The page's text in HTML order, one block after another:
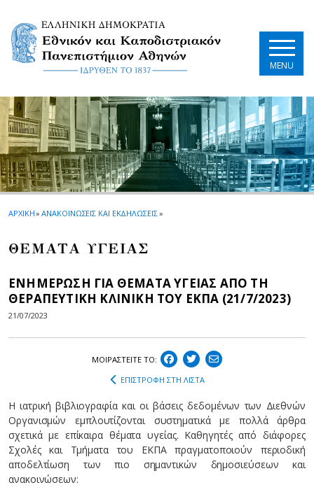
MENU
ΑΡΧΙΚΗ» ΑΝΑΚΟΙΝΩΣΕΙΣ ΚΑΙ ΕΚΔΗΛΩΣΕΙΣ»
ΘΕΜΑΤΑ ΥΓΕΙΑΣ
ΕΝΗΜΕΡΩΣΗ ΓΙΑ ΘΕΜΑΤΑ ΥΓΕΙΑΣ ΑΠΟ ΤΗ
ΘΕΡΑΠΕΥΤΙΚΗ ΚΛΙΝΙΚΗ ΤΟΥ ΕΚΠΑ (21/7/2023)
21/07/2023
ΜΟΙΡΑΣΤEIΤΕ ΤΟ:
ΕΠΙΣΤΡΟΦΗ ΣΤΗ ΛΙΣΤΑ
Η ιατρική βιβλιογραφία και οι βάσεις δεδομένων των Διεθνών
Οργανισμών εμπλουτίζονται συστηματικά με πολλά άρθρα
σχετικά με επίκαιρα θέματα υγείας. Καθηγητές από διάφορες
Σχολές και Τμήματα του ΕΚΠΑ πραγματοποιούν περιοδική
αποδελτίωση των πιο σημαντικών δημοσιεύσεων και
ανακοινώσεων: